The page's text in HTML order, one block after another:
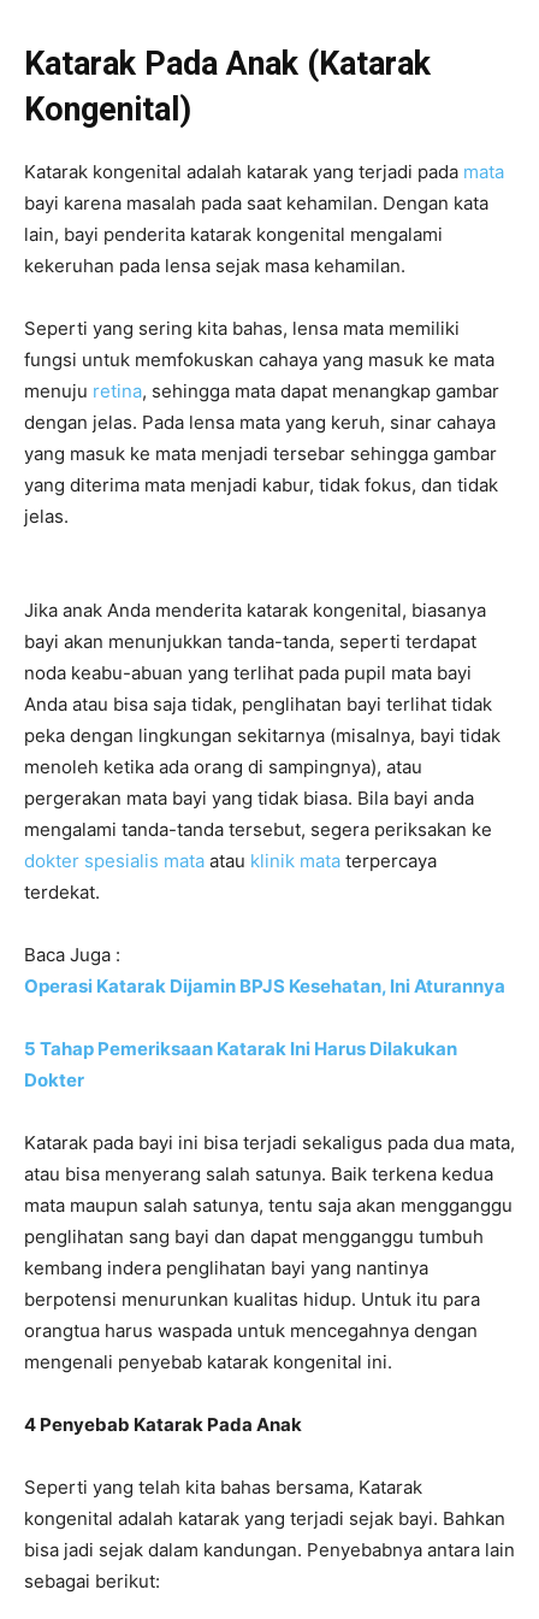
Katarak Pada Anak (Katarak
Kongenital)
Katarak kongenital adalah katarak yang terjadi pada mata
bayi karena masalah pada saat kehamilan. Dengan kata
lain, bayi penderita katarak kongenital mengalami
kekeruhan pada lensa sejak masa kehamilan.
Seperti yang sering kita bahas, lensa mata memiliki
fungsi untuk memfokuskan cahaya yang masuk ke mata
menuju retina, sehingga mata dapat menangkap gambar
dengan jelas. Pada lensa mata yang keruh, sinar cahaya
yang masuk ke mata menjadi tersebar sehingga gambar
yang diterima mata menjadi kabur, tidak fokus, dan tidak
jelas.
Jika anak Anda menderita katarak kongenital, biasanya
bayi akan menunjukkan tanda-tanda, seperti terdapat
noda keabu-abuan yang terlihat pada pupil mata bayi
Anda atau bisa saja tidak, penglihatan bayi terlihat tidak
peka dengan lingkungan sekitarnya (misalnya, bayi tidak
menoleh ketika ada orang di sampingnya), atau
pergerakan mata bayi yang tidak biasa. Bila bayi anda
mengalami tanda-tanda tersebut, segera periksakan ke
dokter spesialis mata atau klinik mata terpercaya
terdekat.
Baca Juga :
Operasi Katarak Dijamin BPJS Kesehatan, Ini Aturannya
5 Tahap Pemeriksaan Katarak Ini Harus Dilakukan
Dokter
Katarak pada bayi ini bisa terjadi sekaligus pada dua mata,
atau bisa menyerang salah satunya. Baik terkena kedua
mata maupun salah satunya, tentu saja akan mengganggu
penglihatan sang bayi dan dapat mengganggu tumbuh
kembang indera penglihatan bayi yang nantinya
berpotensi menurunkan kualitas hidup. Untuk itu para
orangtua harus waspada untuk mencegahnya dengan
mengenali penyebab katarak kongenital ini.
4 Penyebab Katarak Pada Anak
Seperti yang telah kita bahas bersama, Katarak
kongenital adalah katarak yang terjadi sejak bayi. Bahkan
bisa jadi sejak dalam kandungan. Penyebabnya antara lain
sebagai berikut: